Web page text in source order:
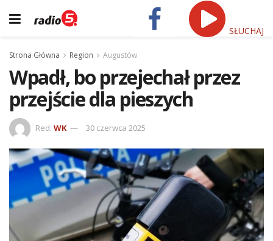
SŁUCHAJ
Strona Główna Region Augustów
Wpadł, bo przejechał przez
przejście dla pieszych
Red. WK 30 czerwca 2025